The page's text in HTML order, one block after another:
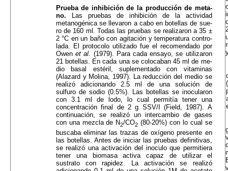
Prueba de inhibición de la producción de meta­
no.
Las pruebas de inhibición de la actividad
metanogénica se llevaron a cabo en botellas de sue­
ro de 160 ml. Todas las pruebas se realizaron a 35 ±
2 °C en un baño con agitación y temperatura contro­
lada. El protocolo utilizado fue el recomendado por
Owenet al. (1979). Para cada ensayo, se utilizaron
21 botellas. En cada una se colocaban 45 ml de me­
dio basal estéril, suplementado con vitaminas
(Alazard y Molina, 1997). La reducción del medio se
realizó adicionando 2.5 ml de una solución de
sulfuro de sodio (0.5%). Las botellas se inocularon
con 3.1 ml de lodo, lo cual permitía tener una
concentración final de 2 g SSV/I (Field, 1987). A
continuación, se realizó un intercambio de gases
con una mezcla de N2/CO2 (80-20%) con lo cual se
buscaba eliminar las trazas de oxígeno presente en
las botellas. Antes de iniciar las pruebas definitivas,
se realizó una activa­ción del inoculo que permitiera
tener una biomasa activa capaz de utilizar el
sustrato con rapidez. La activación se realizó